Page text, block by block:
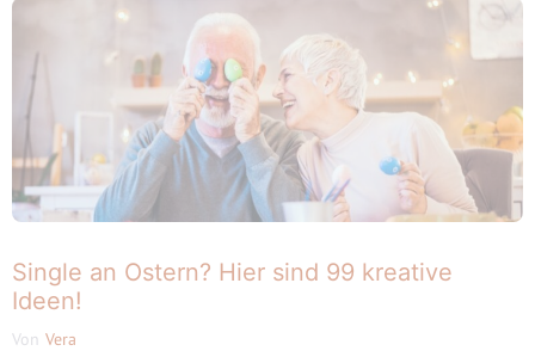
Single an Ostern? Hier sind 99 kreative
Ideen!
Von Vera